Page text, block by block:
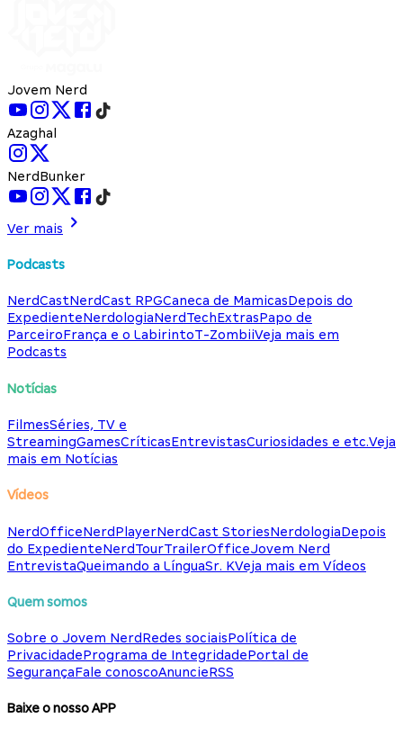
Jovem Nerd
Azaghal
NerdBunker
Ver mais
Podcasts
NerdCastNerdCast RPGCaneca de MamicasDepois do
ExpedienteNerdologiaNerdTechExtrasPapo de
ParceiroFrança e o LabirintoT-ZombiiVeja mais em
Podcasts
Notícias
FilmesSéries, TV e
StreamingGamesCríticasEntrevistasCuriosidades e etc.Veja
mais em Notícias
Vídeos
NerdOfficeNerdPlayerNerdCast StoriesNerdologiaDepois
do ExpedienteNerdTourTrailerOfficeJovem Nerd
EntrevistaQueimando a LínguaSr. KVeja mais em Vídeos
Quem somos
Sobre o Jovem NerdRedes sociaisPolítica de
PrivacidadePrograma de IntegridadePortal de
SegurançaFale conoscoAnuncieRSS
Baixe o nosso APP